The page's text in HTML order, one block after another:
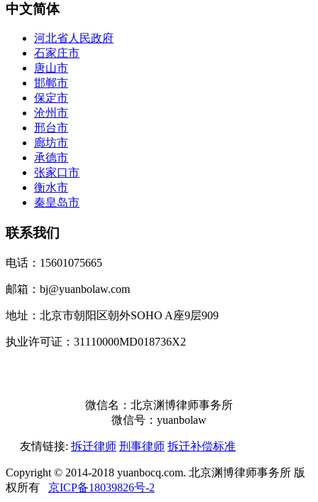
中文简体
河北省人民政府
石家庄市
唐山市
邯郸市
保定市
沧州市
邢台市
廊坊市
承德市
张家口市
衡水市
秦皇岛市
联系我们
电话：15601075665
邮箱：bj@yuanbolaw.com
地址：北京市朝阳区朝外SOHO A座9层909
执业许可证：31110000MD018736X2
微信名：北京渊博律师事务所
微信号：yuanbolaw
友情链接: 拆迁律师 刑事律师 拆迁补偿标准
Copyright © 2014-2018 yuanbocq.com. 北京渊博律师事务所 版
权所有
京ICP备18039826号-2